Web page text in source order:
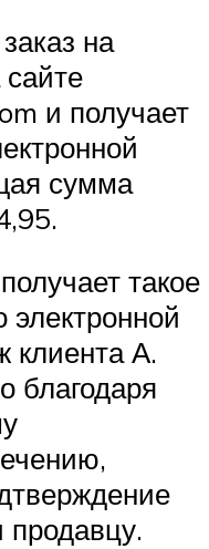
на
и получает
сумма
такое
клиента А.
благодаря
продавцу.